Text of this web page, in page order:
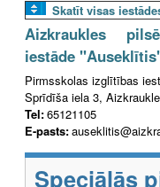
Skatīt visas
Aizkraukles
iestāde
Pirmsskolas izglītības
Sprīdīša iela 3,
Tel:65121105
E-pasts:
Speciālās